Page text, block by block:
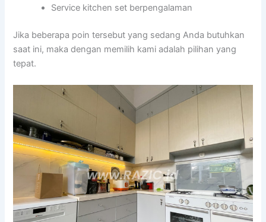
Service kitchen set berpengalaman
Jika beberapa poin tersebut yang sedang Anda butuhkan
saat ini, maka dengan memilih kami adalah pilihan yang
tepat.